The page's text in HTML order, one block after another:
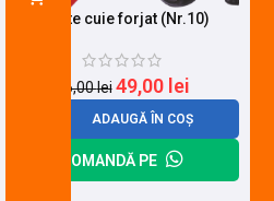
Cleste cuie forjat (Nr.10)
56,00lei 49,00 lei
ADAUGĂ ÎN COȘ
COMANDĂ PE